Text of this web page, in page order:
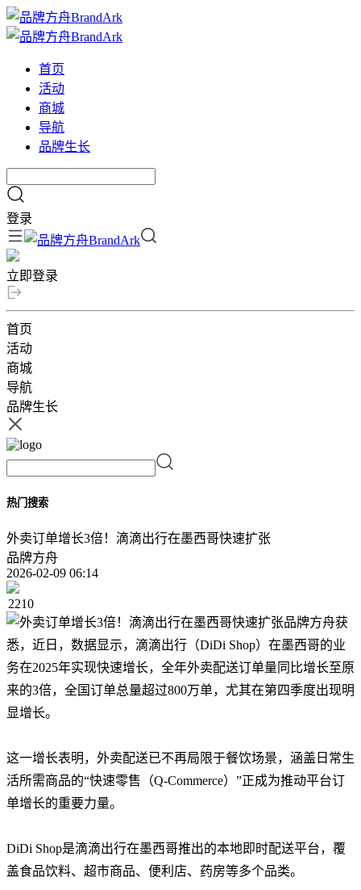
首页
活动
商城
导航
品牌生长
登录
立即登录
首页
活动
商城
导航
品牌生长
热门搜索
外卖订单增长3倍！滴滴出行在墨西哥快速扩张
品牌方舟
2026-02-09 06:14
2210
品牌方舟获
悉，近日，数据显示，滴滴出行（DiDi Shop）在墨西哥的业
务在2025年实现快速增长，全年外卖配送订单量同比增长至原
来的3倍，全国订单总量超过800万单，尤其在第四季度出现明
显增长。
这一增长表明，外卖配送已不再局限于餐饮场景，涵盖日常生
活所需商品的“快速零售 （Q-Commerce）”正成为推动平台订
单增长的重要力量。
DiDi Shop是滴滴出行在墨西哥推出的本地即时配送平台，覆
盖食品饮料、超市商品、便利店、药房等多个品类。